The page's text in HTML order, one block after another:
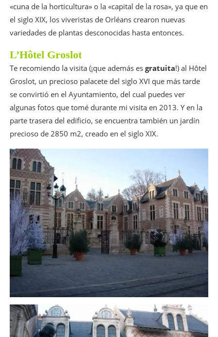
«cuna de la horticultura» o la «capital de la rosa», ya que en
el siglo XIX, los viveristas de Orléans crearon nuevas
variedades de plantas desconocidas hasta entonces.
L’Hôtel Groslot
Te recomiendo la visita (¡que además es gratuita!) al Hôtel
Groslot, un precioso palacete del siglo XVI que más tarde
se convirtió en el Ayuntamiento, del cual puedes ver
algunas fotos que tomé durante mi visita en 2013. Y en la
parte trasera del edificio, se encuentra también un jardín
precioso de 2850 m2, creado en el siglo XIX.